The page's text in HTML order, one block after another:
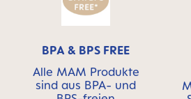
BPA & BPS FREE
Alle MAM Produkte
sind aus BPA- und